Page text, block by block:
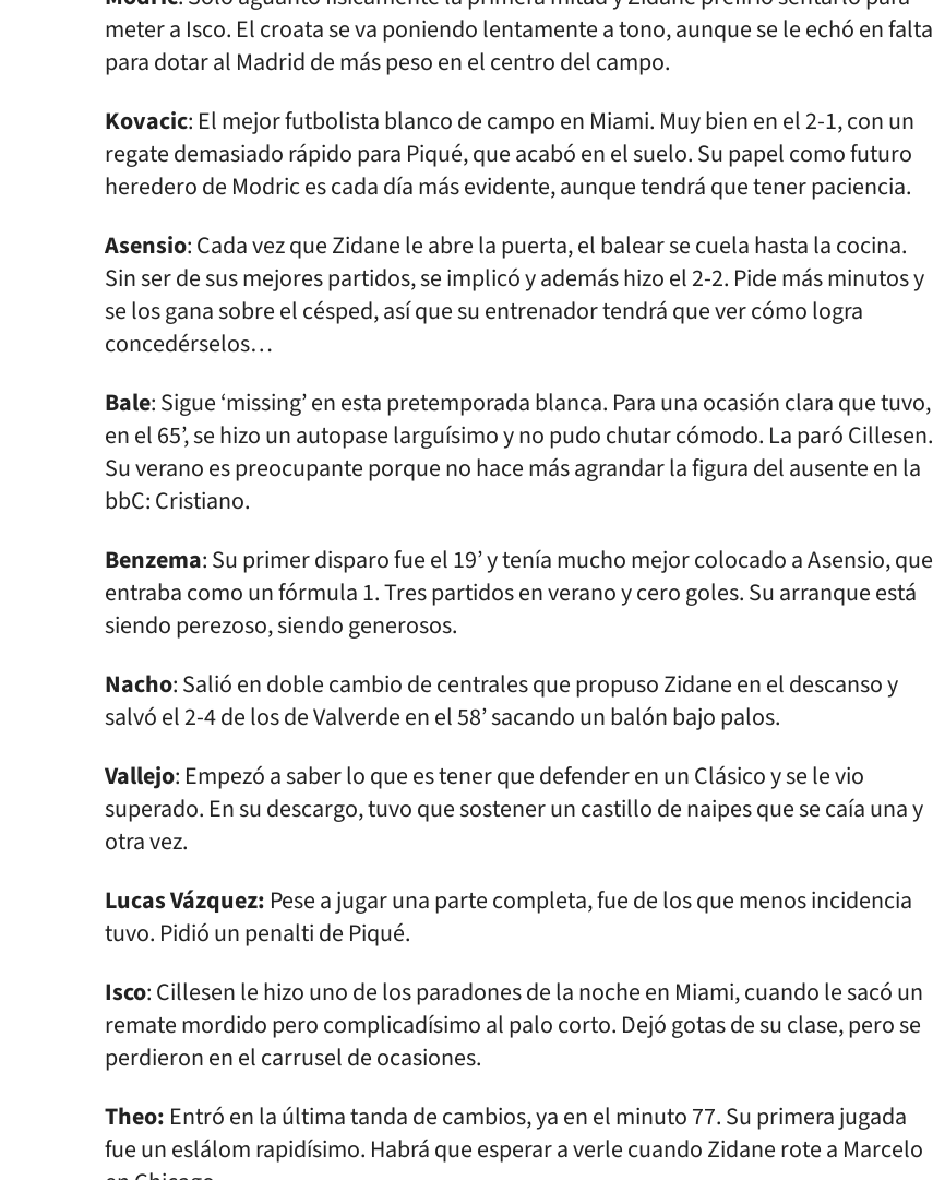
meter a Isco. El croata se va poniendo lentamente a tono, aunque se le echó en falta
para dotar al Madrid de más peso en el centro del campo.
Kovacic: El mejor futbolista blanco de campo en Miami. Muy bien en el 2-1, con un
regate demasiado rápido para Piqué, que acabó en el suelo. Su papel como futuro
heredero de Modric es cada día más evidente, aunque tendrá que tener paciencia.
Asensio: Cada vez que Zidane le abre la puerta, el balear se cuela hasta la cocina.
Sin ser de sus mejores partidos, se implicó y además hizo el 2-2. Pide más minutos y
se los gana sobre el césped, así que su entrenador tendrá que ver cómo logra
concedérselos…
Bale: Sigue ‘missing’ en esta pretemporada blanca. Para una ocasión clara que tuvo,
en el 65’, se hizo un autopase larguísimo y no pudo chutar cómodo. La paró Cillesen.
Su verano es preocupante porque no hace más agrandar la figura del ausente en la
bbC: Cristiano.
Benzema: Su primer disparo fue el 19’ y tenía mucho mejor colocado a Asensio, que
entraba como un fórmula 1. Tres partidos en verano y cero goles. Su arranque está
siendo perezoso, siendo generosos.
Nacho: Salió en doble cambio de centrales que propuso Zidane en el descanso y
salvó el 2-4 de los de Valverde en el 58’ sacando un balón bajo palos.
Vallejo: Empezó a saber lo que es tener que defender en un Clásico y se le vio
superado. En su descargo, tuvo que sostener un castillo de naipes que se caía una y
otra vez.
Lucas Vázquez: Pese a jugar una parte completa, fue de los que menos incidencia
tuvo. Pidió un penalti de Piqué.
Isco: Cillesen le hizo uno de los paradones de la noche en Miami, cuando le sacó un
remate mordido pero complicadísimo al palo corto. Dejó gotas de su clase, pero se
perdieron en el carrusel de ocasiones.
Theo: Entró en la última tanda de cambios, ya en el minuto 77. Su primera jugada
fue un eslálom rapidísimo. Habrá que esperar a verle cuando Zidane rote a Marcelo